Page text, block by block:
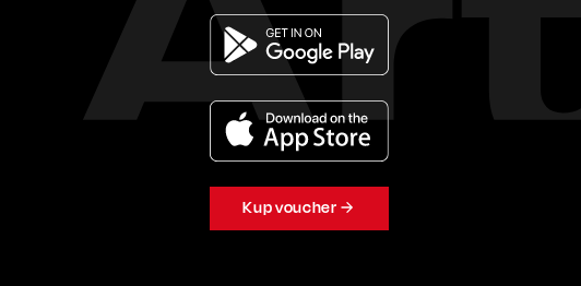
Kup voucher